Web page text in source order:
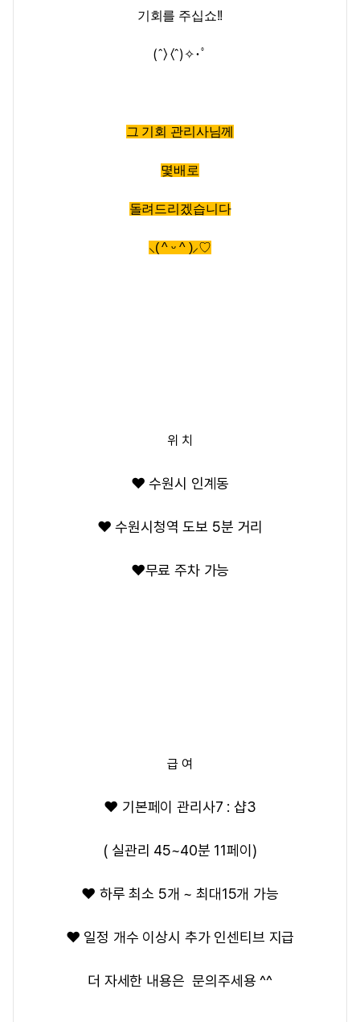
기회를 주십쇼!!
(ˆ〉 〈ˆ)✧･ﾟ
그 기회 관리사님께
몇배로
돌려드리겠습니다
⸜( ^ ᵕ ^ )⸝♡
위 치
❤️ 수원시 인계동
❤️ 수원시청역 도보 5분 거리
❤️무료 주차 가능
급 여
❤️ 기본페이 관리사7 : 샵3
( 실관리 45~40분 11페이)
❤️ 하루 최소 5개 ~ 최대15개 가능
❤️ 일정 개수 이상시 추가 인센티브 지급
더 자세한 내용은 문의주세용 ^^